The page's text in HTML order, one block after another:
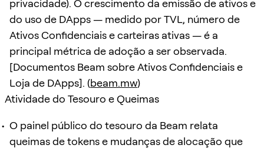
privacidade). O crescimento da emissão de ativos e
do uso de DApps — medido por TVL, número de
Ativos Confidenciais e carteiras ativas — é a
principal métrica de adoção a ser observada.
[Documentos Beam sobre Ativos Confidenciais e
Loja de DApps]. (beam.mw)
Atividade do Tesouro e Queimas
O painel público do tesouro da Beam relata
queimas de tokens e mudanças de alocação que